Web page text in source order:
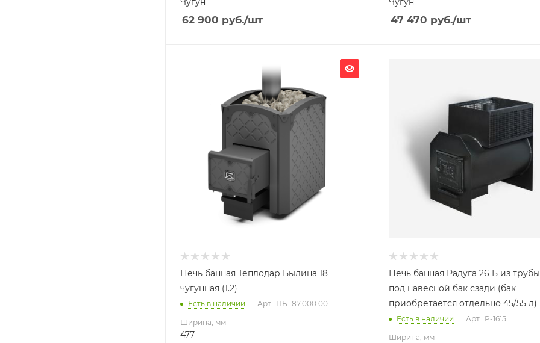
62 900 руб./шт 47 470 руб./шт
Материал изготовления
Вид топлива
Диаметр дымохода, мм
430
Масса камней, кг
60
Гарантия, мес.
60
Печь банная Теплодар Былина 18
чугунная (1.2)
Есть в наличии Арт.: ПБ1.87.000.00
Ширина, мм
477
Материал изготовления
Сталь
Вид топлива
Диаметр дымохода, мм
620
Масса камней, кг
40
Гарантия, мес.
12
Печь банная Радуга 26 Б из
под навесной бак сзади (бак
приобретается отдельно 45/55 л)
Есть в наличии Арт.: Р-1615
Ширина, мм